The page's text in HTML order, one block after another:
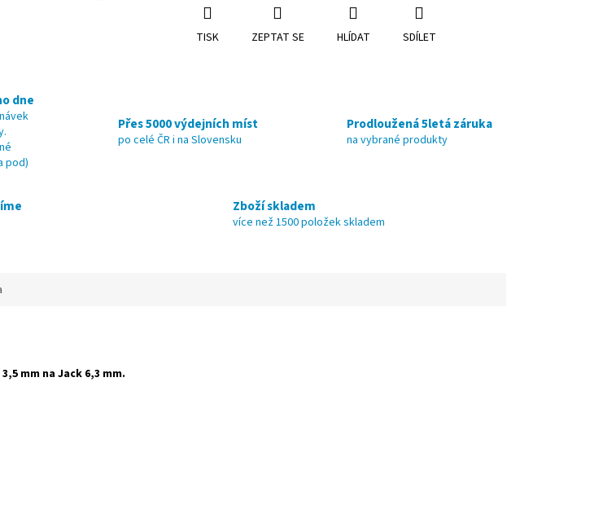
TISK ZEPTAT SE HLÍDAT SDÍLET
dne
pod)
Přes 5000 výdejních míst
po celé ČR i na Slovensku
Prodloužená 5letá záruka
na vybrané produkty
Zboží skladem
více než 1500 položek skladem
mm na Jack 6,3 mm.